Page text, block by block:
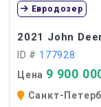
2021 John
ID # 177928
Цена 9 900
Евродозер
Санкт-